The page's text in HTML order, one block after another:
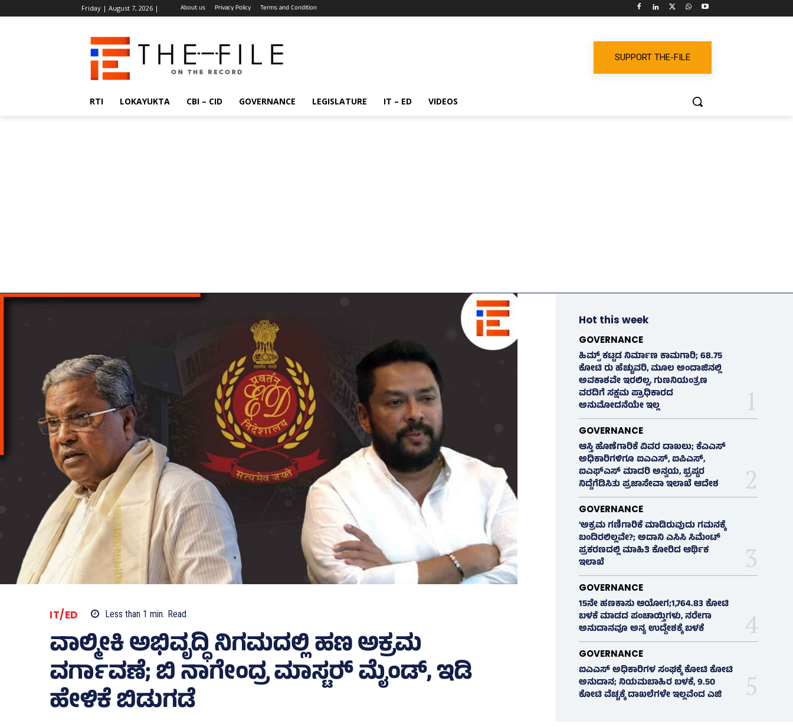
Friday | August 7, 2026 | About us Privacy Policy Terms and Condition
SUPPORT THE-FILE
RTI LOKAYUKTA CBI – CID GOVERNANCE LEGISLATURE IT – ED VIDEOS
IT/ED Less than 1 min. Read
ವಾಲ್ಮೀಕಿ ಅಭಿವೃದ್ಧಿ ನಿಗಮದಲ್ಲಿ ಹಣ ಅಕ್ರಮ
ವರ್ಗಾವಣೆ; ಬಿ ನಾಗೇಂದ್ರ ಮಾಸ್ಟರ್‍‌ ಮೈಂಡ್‌, ಇಡಿ
ಹೇಳಿಕೆ ಬಿಡುಗಡೆ
Hot this week
GOVERNANCE
ಹಿಮ್ಸ್‌ ಕಟ್ಟಡ ನಿರ್ಮಾಣ ಕಾಮಗಾರಿ; 68.75
ಕೋಟಿ ರು ಹೆಚ್ಚುವರಿ, ಮೂಲ ಅಂದಾಜಿನಲ್ಲಿ
ಅವಕಾಶವೇ ಇರಲಿಲ್ಲ, ಗುಣನಿಯಂತ್ರಣ
ವರದಿಗೆ ಸಕ್ಷಮ ಪ್ರಾಧಿಕಾರದ
ಅನುಮೋದನೆಯೇ ಇಲ್ಲ
GOVERNANCE
ಆಸ್ತಿ ಹೊಣೆಗಾರಿಕೆ ವಿವರ ದಾಖಲು; ಕೆಎಎಸ್
ಅಧಿಕಾರಿಗಳಿಗೂ ಐಎಎಸ್‌, ಐಪಿಎಸ್‌,
ಐಎಫ್‌ಎಸ್‌ ಮಾದರಿ ಅನ್ವಯ, ಭ್ರಷ್ಟರ
ನಿದ್ದೆಗೆಡಿಸಿತು ಪ್ರಜಾಸೇವಾ ಇಲಾಖೆ ಆದೇಶ
GOVERNANCE
‘ಅಕ್ರಮ ಗಣಿಗಾರಿಕೆ ಮಾಡಿರುವುದು ಗಮನಕ್ಕೆ
ಬಂದಿರಲಿಲ್ಲವೇ?; ಅದಾನಿ ಎಸಿಸಿ ಸಿಮೆಂಟ್
ಪ್ರಕರಣದಲ್ಲಿ ಮಾಹಿತಿ ಕೋರಿದ ಆರ್ಥಿಕ
ಇಲಾಖೆ
GOVERNANCE
15ನೇ ಹಣಕಾಸು ಆಯೋಗ;1,764.83 ಕೋಟಿ
ಬಳಕೆ ಮಾಡದ ಪಂಚಾಯ್ತಿಗಳು, ನರೇಗಾ
ಅನುದಾನವೂ ಅನ್ಯ ಉದ್ದೇಶಕ್ಕೆ ಬಳಕೆ
GOVERNANCE
ಐಎಎಸ್‌ ಅಧಿಕಾರಿಗಳ ಸಂಘಕ್ಕೆ ಕೋಟಿ ಕೋಟಿ
ಅನುದಾನ; ನಿಯಮಬಾಹಿರ ಬಳಕೆ, 9.50
ಕೋಟಿ ವೆಚ್ಚಕ್ಕೆ ದಾಖಲೆಗಳೇ ಇಲ್ಲವೆಂದ ಎಜಿ